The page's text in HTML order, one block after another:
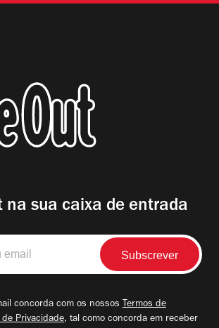
na sua caixa de entrada
concorda com os nossos Termos de
de Privacidade, tal como concorda em receber